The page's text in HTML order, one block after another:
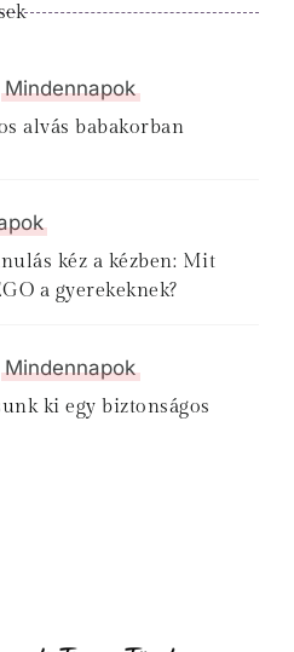
Mindennapok
alvás babakorban
kéz a kézben: Mit
a gyerekeknek?
Mindennapok
ki egy biztonságos